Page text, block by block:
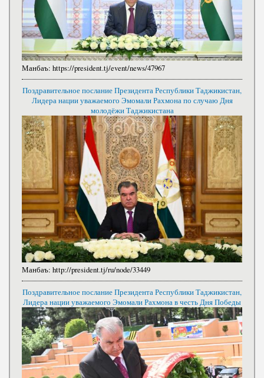
Манбаъ: https://president.tj/event/news/47967
Поздравительное послание Президента Республики Таджикистан,
Лидера нации уважаемого Эмомали Рахмона по случаю Дня
молодёжи Таджикистана
Манбаъ: http://president.tj/ru/node/33449
Поздравительное послание Президента Республики Таджикистан,
Лидера нации уважаемого Эмомали Рахмона в честь Дня Победы